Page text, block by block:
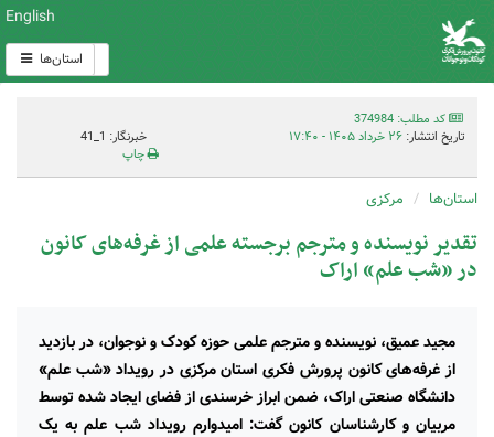
English
استان‌ها
کد مطلب: 374984
تاریخ انتشار: ۲۶ خرداد ۱۴۰۵ - ۱۷:۴۰
خبرنگار: 1_41
چاپ
استان‌ها مرکزی
تقدیر نویسنده و مترجم برجسته علمی از غرفه‌های کانون
در «شب علم» اراک
مجید عمیق، نویسنده و مترجم علمی حوزه کودک و نوجوان، در بازدید
از غرفه‌های کانون پرورش فکری استان مرکزی در رویداد «شب علم»
دانشگاه صنعتی اراک، ضمن ابراز خرسندی از فضای ایجاد شده توسط
مربیان و کارشناسان کانون گفت: امیدوارم رویداد شب علم به یک